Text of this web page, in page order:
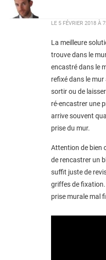
LE 5 FÉVRIER 2018 À
La meilleure
trouve dans le
encastré dans le
refixé dans le mur
sortir ou de
ré-encastrer une
arrive souvent
prise du mur.
Attention de bien
de rencastrer un
suffit juste de
griffes de
prise murale mal